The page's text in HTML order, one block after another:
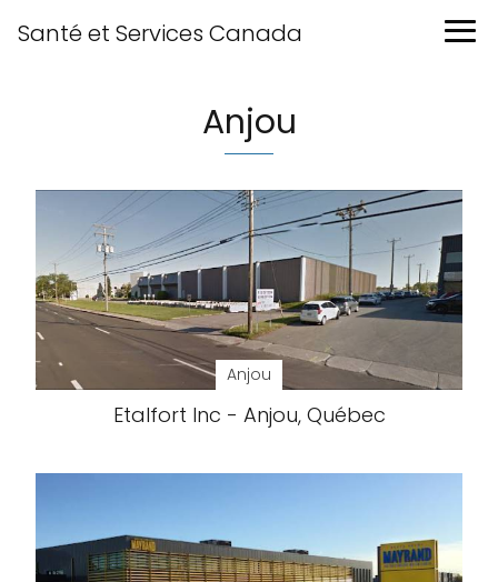
Santé et Services Canada
Anjou
Anjou
Etalfort Inc - Anjou, Québec